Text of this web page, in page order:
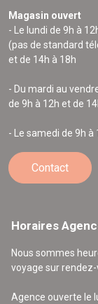
Magasin ouvert
- Le lundi de 9h à
(pas de standard
et de 14h à 18h
- Du mardi au
de 9h à 12h et de
- Le samedi de 9h à
Contact
Horaires
Nous sommes
voyage sur rendez-
Agence ouverte le